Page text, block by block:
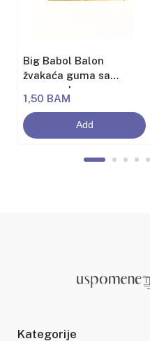
Big Babol Balon
žvakaća guma sa
aromom banane
1,50 BAM
Add
Kategorije